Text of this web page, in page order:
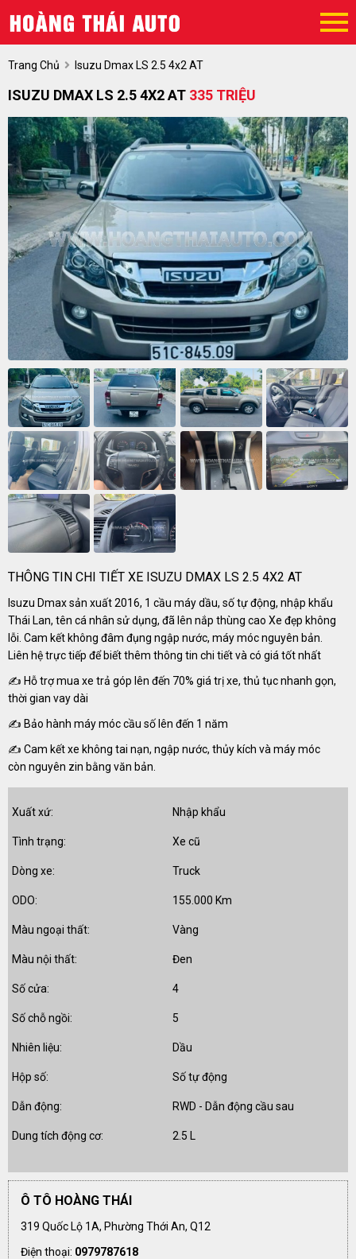
Trang Chủ Isuzu Dmax LS 2.5 4x2 AT
ISUZU DMAX LS 2.5 4X2 AT 335 TRIỆU
THÔNG TIN CHI TIẾT XE ISUZU DMAX LS 2.5 4X2 AT
Isuzu Dmax sản xuất 2016, 1 cầu máy dầu, số tự động, nhập khẩu
Thái Lan, tên cá nhân sử dụng, đã lên nắp thùng cao Xe đẹp không
lỗi. Cam kết không đâm đụng ngập nước, máy móc nguyên bản.
Liên hệ trực tiếp để biết thêm thông tin chi tiết và có giá tốt nhất
✍ Hỗ trợ mua xe trả góp lên đến 70% giá trị xe, thủ tục nhanh gọn,
thời gian vay dài
✍ Bảo hành máy móc cầu số lên đến 1 năm
✍ Cam kết xe không tai nạn, ngập nước, thủy kích và máy móc
còn nguyên zin bằng văn bản.
Xuất xứ: Nhập khẩu
Tình trạng: Xe cũ
Dòng xe: Truck
ODO: 155.000 Km
Màu ngoại thất: Vàng
Màu nội thất: Đen
Số cửa: 4
Số chỗ ngồi: 5
Nhiên liệu: Dầu
Hộp số: Số tự động
Dẫn động: RWD - Dẫn động cầu sau
Dung tích động cơ: 2.5 L
Ô TÔ HOÀNG THÁI
319 Quốc Lộ 1A, Phường Thới An, Q12
Điện thoại: 0979787618